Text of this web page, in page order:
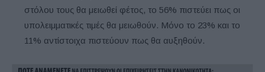
στόλου τους θα μειωθεί φέτος, το 56% πιστεύει πως οι
υπολειμματικές τιμές θα μειωθούν. Μόνο το 23% και το
11% αντίστοιχα πιστεύουν πως θα αυξηθούν.